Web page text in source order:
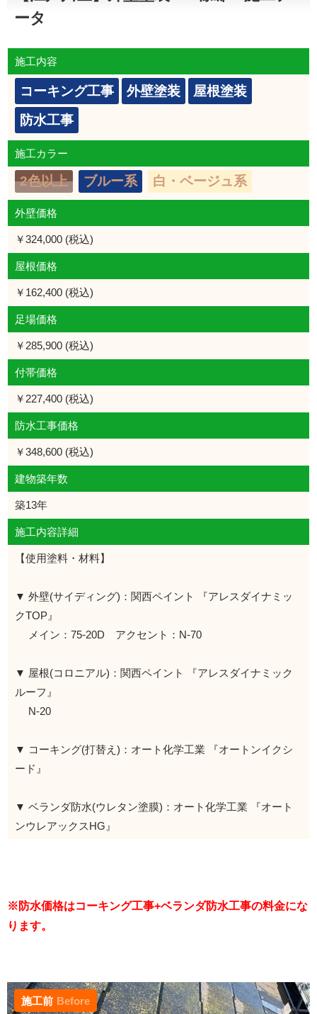
ータ
施工内容
コーキング工事 外壁塗装
屋根塗装
防水工事
施工カラー
2色以上 ブルー系 白・ベージュ系
外壁価格
￥324,000 (税込)
屋根価格
￥162,400 (税込)
足場価格
￥285,900 (税込)
付帯価格
￥227,400 (税込)
防水工事価格
￥348,600 (税込)
建物築年数
築13年
施工内容詳細
【使用塗料・材料】
▼ 外壁(サイディング)：関西ペイント 『アレスダイナミッ
クTOP』
メイン：75-20D アクセント：N-70
▼ 屋根(コロニアル)：関西ペイント 『アレスダイナミック
ルーフ』
N-20
▼ コーキング(打替え)：オート化学工業 『オートンイクシ
ード』
▼ ベランダ防水(ウレタン塗膜)：オート化学工業 『オート
ンウレアックスHG』
※防水価格はコーキング工事+ベランダ防水工事の料金にな
ります。
施工前 Before